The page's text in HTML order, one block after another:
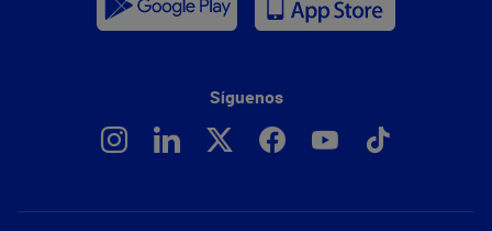
Síguenos